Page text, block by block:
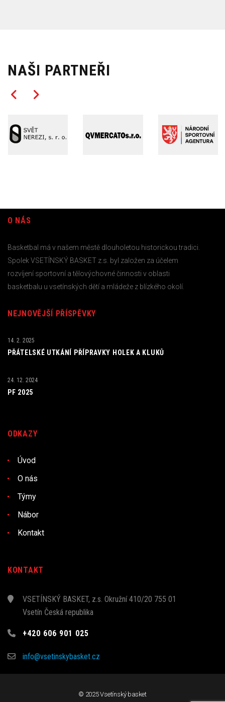
NAŠI PARTNEŘI
O NÁS
Basketbal má v našem městě dlouholetou historickou tradici.
Spolek VSETÍNSKÝ BASKET z.s. byl založen za účelem
rozvíjení sportovní a tělovýchovné činnosti v oblasti
basketbalu u vsetínských dětí a mládeže z blízkého okolí.
NEJNOVĚJŠÍ PŘÍSPĚVKY
PŘÁTELSKÉ UTKÁNÍ PŘÍPRAVKY HOLEK A KLUKŮ
14. 2. 2025
PF 2025
24. 12. 2024
ODKAZY
Úvod
O nás
Týmy
Nábor
Kontakt
KONTAKT
VSETÍNSKÝ BASKET, z.s. Okružní 410/20 755 01
Vsetín Česká republika
+420 606 901 025
info@vsetinskybasket.cz
© 2025 Vsetínský basket